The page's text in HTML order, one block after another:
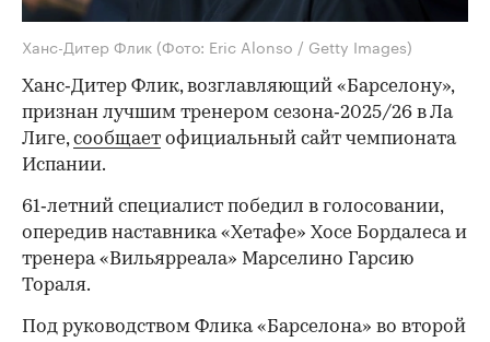
Ханс-Дитер Флик (Фото: Eric Alonso / Getty Images)
Ханс‑Дитер Флик, возглавляющий «Барселону»,
признан лучшим тренером сезона‑2025/26 в Ла
Лиге,сообщает официальный сайт чемпионата
Испании.
61‑летний специалист победил в голосовании,
опередив наставника «Хетафе» Хосе Бордалеса и
тренера «Вильярреала» Марселино Гарсию
Тораля.
Под руководством Флика «Барселона» во второй